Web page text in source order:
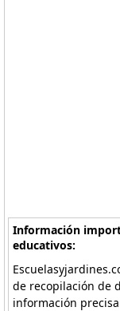
Información
educativos:
de recopilación de
información